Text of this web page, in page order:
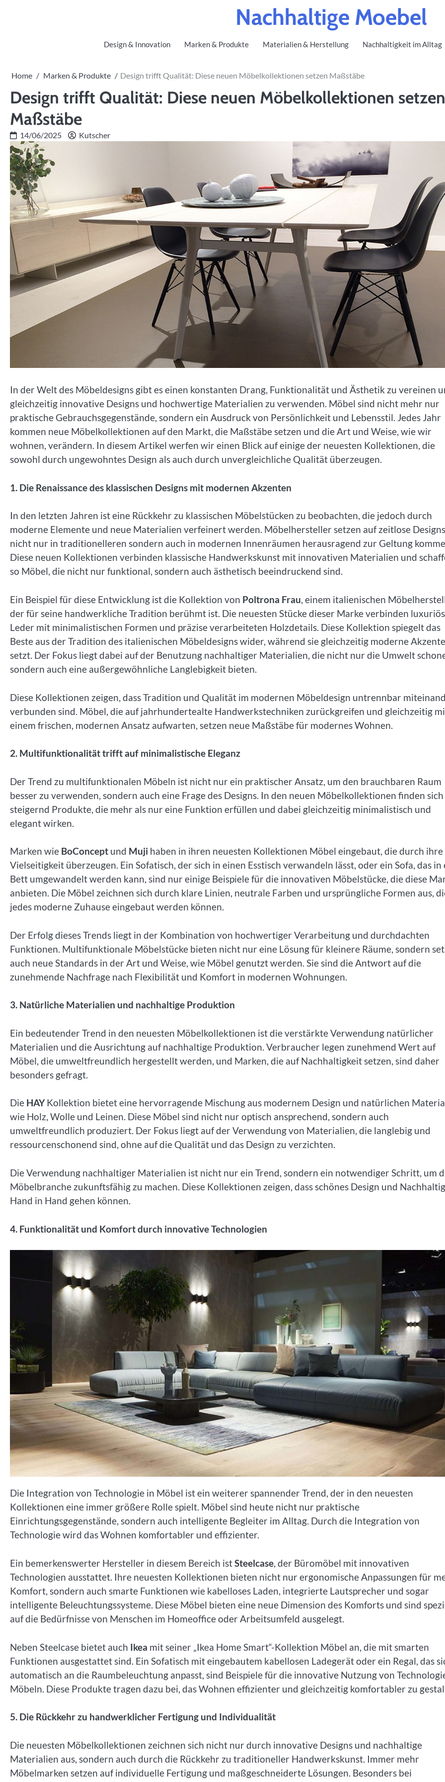
Nachhaltige Moebel
Design & Innovation Marken & Produkte Materialien & Herstellung Nachhaltigkeit im Alltag
Home Marken & Produkte Design trifft Qualität: Diese neuen Möbelkollektionen setzen Maßstäbe
Design trifft Qualität: Diese neuen Möbelkollektionen setzen
Maßstäbe
14/06/2025 Kutscher
In der Welt des Möbeldesigns gibt es einen konstanten Drang, Funktionalität und Ästhetik zu vereinen
gleichzeitig innovative Designs und hochwertige Materialien zu verwenden. Möbel sind nicht mehr nur
praktische Gebrauchsgegenstände, sondern ein Ausdruck von Persönlichkeit und Lebensstil. Jedes Jahr
kommen neue Möbelkollektionen auf den Markt, die Maßstäbe setzen und die Art und Weise, wie wir
wohnen, verändern. In diesem Artikel werfen wir einen Blick auf einige der neuesten Kollektionen, die
sowohl durch ungewohntes Design als auch durch unvergleichliche Qualität überzeugen.
1. Die Renaissance des klassischen Designs mit modernen Akzenten
In den letzten Jahren ist eine Rückkehr zu klassischen Möbelstücken zu beobachten, die jedoch durch
moderne Elemente und neue Materialien verfeinert werden. Möbelhersteller setzen auf zeitlose
nicht nur in traditionelleren sondern auch in modernen Innenräumen herausragend zur Geltung
Diese neuen Kollektionen verbinden klassische Handwerkskunst mit innovativen Materialien und
so Möbel, die nicht nur funktional, sondern auch ästhetisch beeindruckend sind.
Ein Beispiel für diese Entwicklung ist die Kollektion von Poltrona Frau, einem italienischen
der für seine handwerkliche Tradition berühmt ist. Die neuesten Stücke dieser Marke verbinden
Leder mit minimalistischen Formen und präzise verarbeiteten Holzdetails. Diese Kollektion spiegelt das
Beste aus der Tradition des italienischen Möbeldesigns wider, während sie gleichzeitig moderne Akzente
setzt. Der Fokus liegt dabei auf der Benutzung nachhaltiger Materialien, die nicht nur die Umwelt
sondern auch eine außergewöhnliche Langlebigkeit bieten.
Diese Kollektionen zeigen, dass Tradition und Qualität im modernen Möbeldesign untrennbar
verbunden sind. Möbel, die auf jahrhundertealte Handwerkstechniken zurückgreifen und gleichzeitig
einem frischen, modernen Ansatz aufwarten, setzen neue Maßstäbe für modernes Wohnen.
2. Multifunktionalität trifft auf minimalistische Eleganz
Der Trend zu multifunktionalen Möbeln ist nicht nur ein praktischer Ansatz, um den brauchbaren Raum
besser zu verwenden, sondern auch eine Frage des Designs. In den neuen Möbelkollektionen finden sich
steigernd Produkte, die mehr als nur eine Funktion erfüllen und dabei gleichzeitig minimalistisch und
elegant wirken.
Marken wie BoConcept und Muji haben in ihren neuesten Kollektionen Möbel eingebaut, die durch ihre
Vielseitigkeit überzeugen. Ein Sofatisch, der sich in einen Esstisch verwandeln lässt, oder ein Sofa, das in
Bett umgewandelt werden kann, sind nur einige Beispiele für die innovativen Möbelstücke, die diese
anbieten. Die Möbel zeichnen sich durch klare Linien, neutrale Farben und ursprüngliche Formen aus,
jedes moderne Zuhause eingebaut werden können.
Der Erfolg dieses Trends liegt in der Kombination von hochwertiger Verarbeitung und durchdachten
Funktionen. Multifunktionale Möbelstücke bieten nicht nur eine Lösung für kleinere Räume, sondern
auch neue Standards in der Art und Weise, wie Möbel genutzt werden. Sie sind die Antwort auf die
zunehmende Nachfrage nach Flexibilität und Komfort in modernen Wohnungen.
3. Natürliche Materialien und nachhaltige Produktion
Ein bedeutender Trend in den neuesten Möbelkollektionen ist die verstärkte Verwendung natürlicher
Materialien und die Ausrichtung auf nachhaltige Produktion. Verbraucher legen zunehmend Wert auf
Möbel, die umweltfreundlich hergestellt werden, und Marken, die auf Nachhaltigkeit setzen, sind daher
besonders gefragt.
Die HAYKollektion bietet eine hervorragende Mischung aus modernem Design und natürlichen
wie Holz, Wolle und Leinen. Diese Möbel sind nicht nur optisch ansprechend, sondern auch
umweltfreundlich produziert. Der Fokus liegt auf der Verwendung von Materialien, die langlebig und
ressourcenschonend sind, ohne auf die Qualität und das Design zu verzichten.
Die Verwendung nachhaltiger Materialien ist nicht nur ein Trend, sondern ein notwendiger Schritt, um
Möbelbranche zukunftsfähig zu machen. Diese Kollektionen zeigen, dass schönes Design und
Hand in Hand gehen können.
4. Funktionalität und Komfort durch innovative Technologien
Die Integration von Technologie in Möbel ist ein weiterer spannender Trend, der in den neuesten
Kollektionen eine immer größere Rolle spielt. Möbel sind heute nicht nur praktische
Einrichtungsgegenstände, sondern auch intelligente Begleiter im Alltag. Durch die Integration von
Technologie wird das Wohnen komfortabler und effizienter.
Ein bemerkenswerter Hersteller in diesem Bereich istSteelcase, der Büromöbel mit innovativen
Technologien ausstattet. Ihre neuesten Kollektionen bieten nicht nur ergonomische Anpassungen für
Komfort, sondern auch smarte Funktionen wie kabelloses Laden, integrierte Lautsprecher und sogar
intelligente Beleuchtungssysteme. Diese Möbel bieten eine neue Dimension des Komforts und sind
auf die Bedürfnisse von Menschen im Homeoffice oder Arbeitsumfeld ausgelegt.
Neben Steelcase bietet auch Ikea mit seiner „Ikea Home Smart“-Kollektion Möbel an, die mit smarten
Funktionen ausgestattet sind. Ein Sofatisch mit eingebautem kabellosen Ladegerät oder ein Regal, das
automatisch an die Raumbeleuchtung anpasst, sind Beispiele für die innovative Nutzung von
Möbeln. Diese Produkte tragen dazu bei, das Wohnen effizienter und gleichzeitig komfortabler zu
5. Die Rückkehr zu handwerklicher Fertigung und Individualität
Die neuesten Möbelkollektionen zeichnen sich nicht nur durch innovative Designs und nachhaltige
Materialien aus, sondern auch durch die Rückkehr zu traditioneller Handwerkskunst. Immer mehr
Möbelmarken setzen auf individuelle Fertigung und maßgeschneiderte Lösungen. Besonders bei